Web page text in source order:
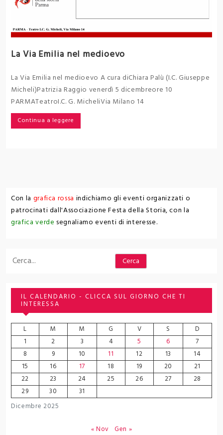
La Via Emilia nel medioevo
La Via Emilia nel medioevo A cura diChiara Palù (I.C. Giuseppe
Micheli)Patrizia Raggio venerdì 5 dicembreore 10
PARMATeatroI.C. G. MicheliVia Milano 14
Continua a leggere
Con la grafica rossa indichiamo gli eventi organizzati o
patrocinati dall'Associazione Festa della Storia, con la
grafica verde segnaliamo eventi di interesse.
Cerca Cerca
IL CALENDARIO - CLICCA SUL GIORNO CHE TI
INTERESSA
Dicembre 2025
L M M G V S
D
1
2 3 4 5 6
7
8
9 10 11 12 13
14
15
16 17 18 19 20
21
22
23 24 25 26 27
28
29
30 31
« Nov Gen »